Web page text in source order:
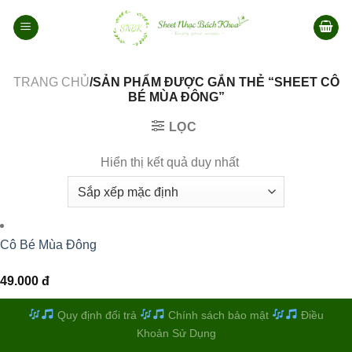
qua
TRANG CHỦ/SẢN PHẨM ĐƯỢC GẮN THẺ “SHEET CÔ
BÉ MÙA ĐÔNG”
LỌC
Hiển thị kết quả duy nhất
Cô Bé Mùa Đông
49.000 đ
Quy định đổi trả Chính sách bảo mật
Điều
Khoản Sử Dụng